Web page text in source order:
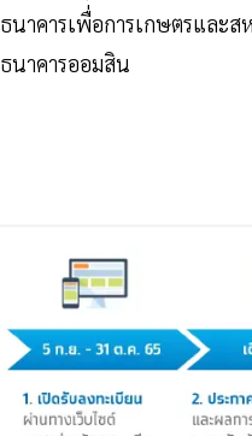
ธนาคารเพื่อการเกษตรและ
ธนาคารออมสิน